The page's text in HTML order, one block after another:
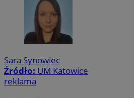
Sara Synowiec
Źródło: UM Katowice
reklama